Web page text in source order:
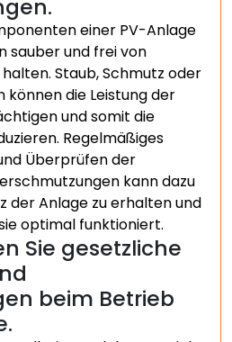
einer PV-Anlage
sauber und frei von
Staub, Schmutz oder
die Leistung der
und somit die
Regelmäßiges
Überprüfen der
kann dazu
der Anlage zu erhalten und
optimal funktioniert.
Sie gesetzliche
beim Betrieb